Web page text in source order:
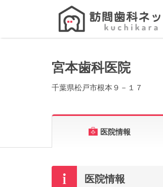
Search
宮本歯科医院
千葉県松戸市根本９－１７
医院情報
医院情報